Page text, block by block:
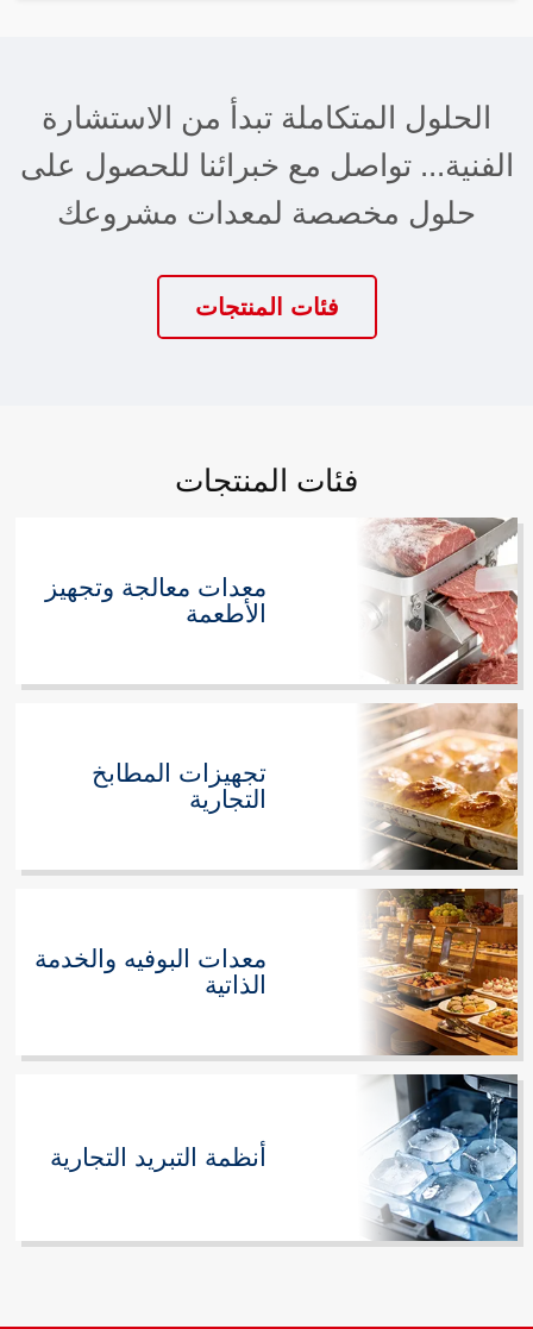
الحلول المتكاملة تبدأ من الاستشارة
الفنية... تواصل مع خبرائنا للحصول على
حلول مخصصة لمعدات مشروعك
فئات المنتجات
فئات المنتجات
معدات معالجة وتجهيز
الأطعمة
تجهيزات المطابخ
التجارية
معدات البوفيه والخدمة
الذاتية
أنظمة التبريد التجارية